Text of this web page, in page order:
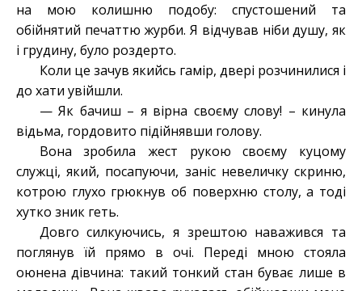
на мою колишню подобу: спустошений та
обійнятий печаттю журби. Я відчував ніби душу, як
і грудину, було роздерто.
Коли це зачув якийсь гамір, двері розчинилися і
до хати увійшли.
— Як бачиш – я вірна своєму слову! – кинула
відьма, гордовито підійнявши голову.
Вона зробила жест рукою своєму куцому
служці, який, посапуючи, заніс невеличку скриню,
котрою глухо грюкнув об поверхню столу, а тоді
хутко зник геть.
Довго силкуючись, я зрештою наважився та
поглянув їй прямо в очі. Переді мною стояла
оюнена дівчина: такий тонкий стан буває лише в